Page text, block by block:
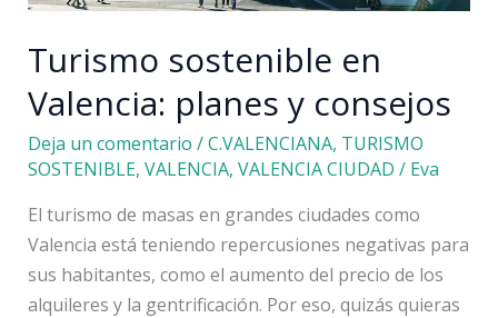
Turismo sostenible en
Valencia: planes y consejos
Deja un comentario /C.VALENCIANA, TURISMO
SOSTENIBLE, VALENCIA, VALENCIA CIUDAD / Eva
El turismo de masas en grandes ciudades como
Valencia está teniendo repercusiones negativas para
sus habitantes, como el aumento del precio de los
alquileres y la gentrificación. Por eso, quizás quieras